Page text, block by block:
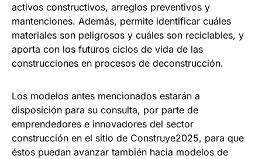
activos constructivos, arreglos preventivos y
mantenciones. Además, permite identificar cuáles
materiales son peligrosos y cuáles son reciclables, y
aporta con los futuros ciclos de vida de las
construcciones en procesos de deconstrucción.
Los modelos antes mencionados estarán a
disposición para su consulta, por parte de
emprendedores e innovadores del sector
construcción en el sitio de Construye2025, para que
éstos puedan avanzar también hacia modelos de